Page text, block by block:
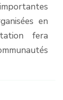
en
fera